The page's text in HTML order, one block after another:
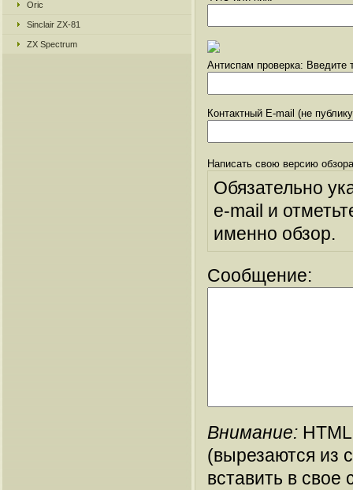
Oric
Sinclair ZX-81
ZX Spectrum
Антиспам проверка: Введите
Контактный E-mail (не
Написать свою версию
Обязательно
e-mail и
именно обзор.
Сообщение:
Внимание:
(вырезаются из
вставить в